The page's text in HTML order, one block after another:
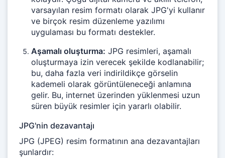
varsayılan resim formatı olarak JPG'yi kullanır
ve birçok resim düzenleme yazılımı
uygulaması bu formatı destekler.
Aşamalı oluşturma: JPG resimleri, aşamalı
oluşturmaya izin verecek şekilde kodlanabilir;
bu, daha fazla veri indirildikçe görselin
kademeli olarak görüntüleneceği anlamına
gelir. Bu, internet üzerinden yüklenmesi uzun
süren büyük resimler için yararlı olabilir.
JPG'nin dezavantajı
JPG (JPEG) resim formatının ana dezavantajları
şunlardır: